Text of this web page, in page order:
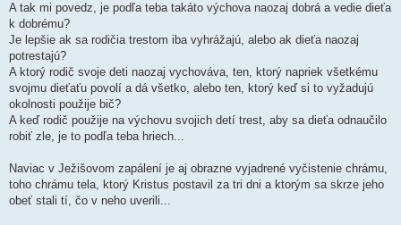
A tak mi povedz, je podľa teba takáto výchova naozaj dobrá a vedie dieťa
k dobrému?
Je lepšie ak sa rodičia trestom iba vyhrážajú, alebo ak dieťa naozaj
potrestajú?
A ktorý rodič svoje deti naozaj vychováva, ten, ktorý napriek všetkému
svojmu dieťaťu povolí a dá všetko, alebo ten, ktorý keď si to vyžadujú
okolnosti použije bič?
A keď rodič použije na výchovu svojich detí trest, aby sa dieťa odnaučilo
robiť zle, je to podľa teba hriech...
Naviac v Ježišovom zapálení je aj obrazne vyjadrené vyčistenie chrámu,
toho chrámu tela, ktorý Kristus postavil za tri dni a ktorým sa skrze jeho
obeť stali tí, čo v neho uverili...